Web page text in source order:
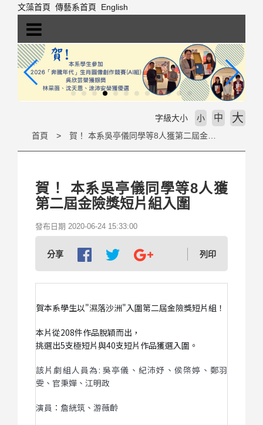
文藻首頁 傳藝系首頁 English
首頁
字級大小 小 中 大
賀！ 本系吳亭儀同學等8人獲
第二屆金險獎短片組入圍
發布日期 2020-06-24 15:33:00
分享 列印
賀本系學生以"濕落沙洲"入圍第二屆金險獎短片組！
本片從208件作品脫穎而出，
挑選出5支極短片與40支短片作品獲選入圍。
該片劇組人員為: 吳亭儀、紀沛妤、侯棨婷、鄭羽
雯、官秉嬋、江明政
演員：詹絖筑、游薇齡